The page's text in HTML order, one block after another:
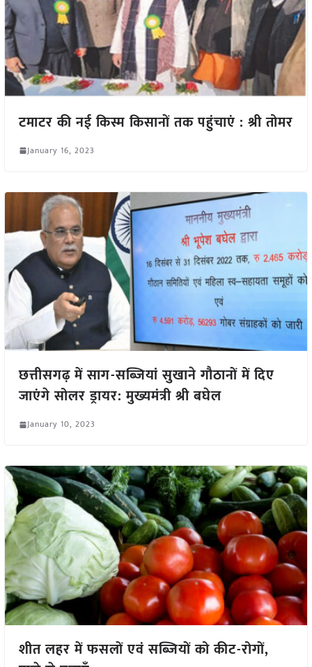
टमाटर की नई किस्म किसानों तक पहुंचाएं : श्री तोमर
January 16, 2023
छत्तीसगढ़ में साग-सब्जियां सुखाने गौठानों में दिए
जाएंगे सोलर ड्रायर: मुख्यमंत्री श्री बघेल
January 10, 2023
शीत लहर में फसलों एवं सब्जियों को कीट-रोगों,